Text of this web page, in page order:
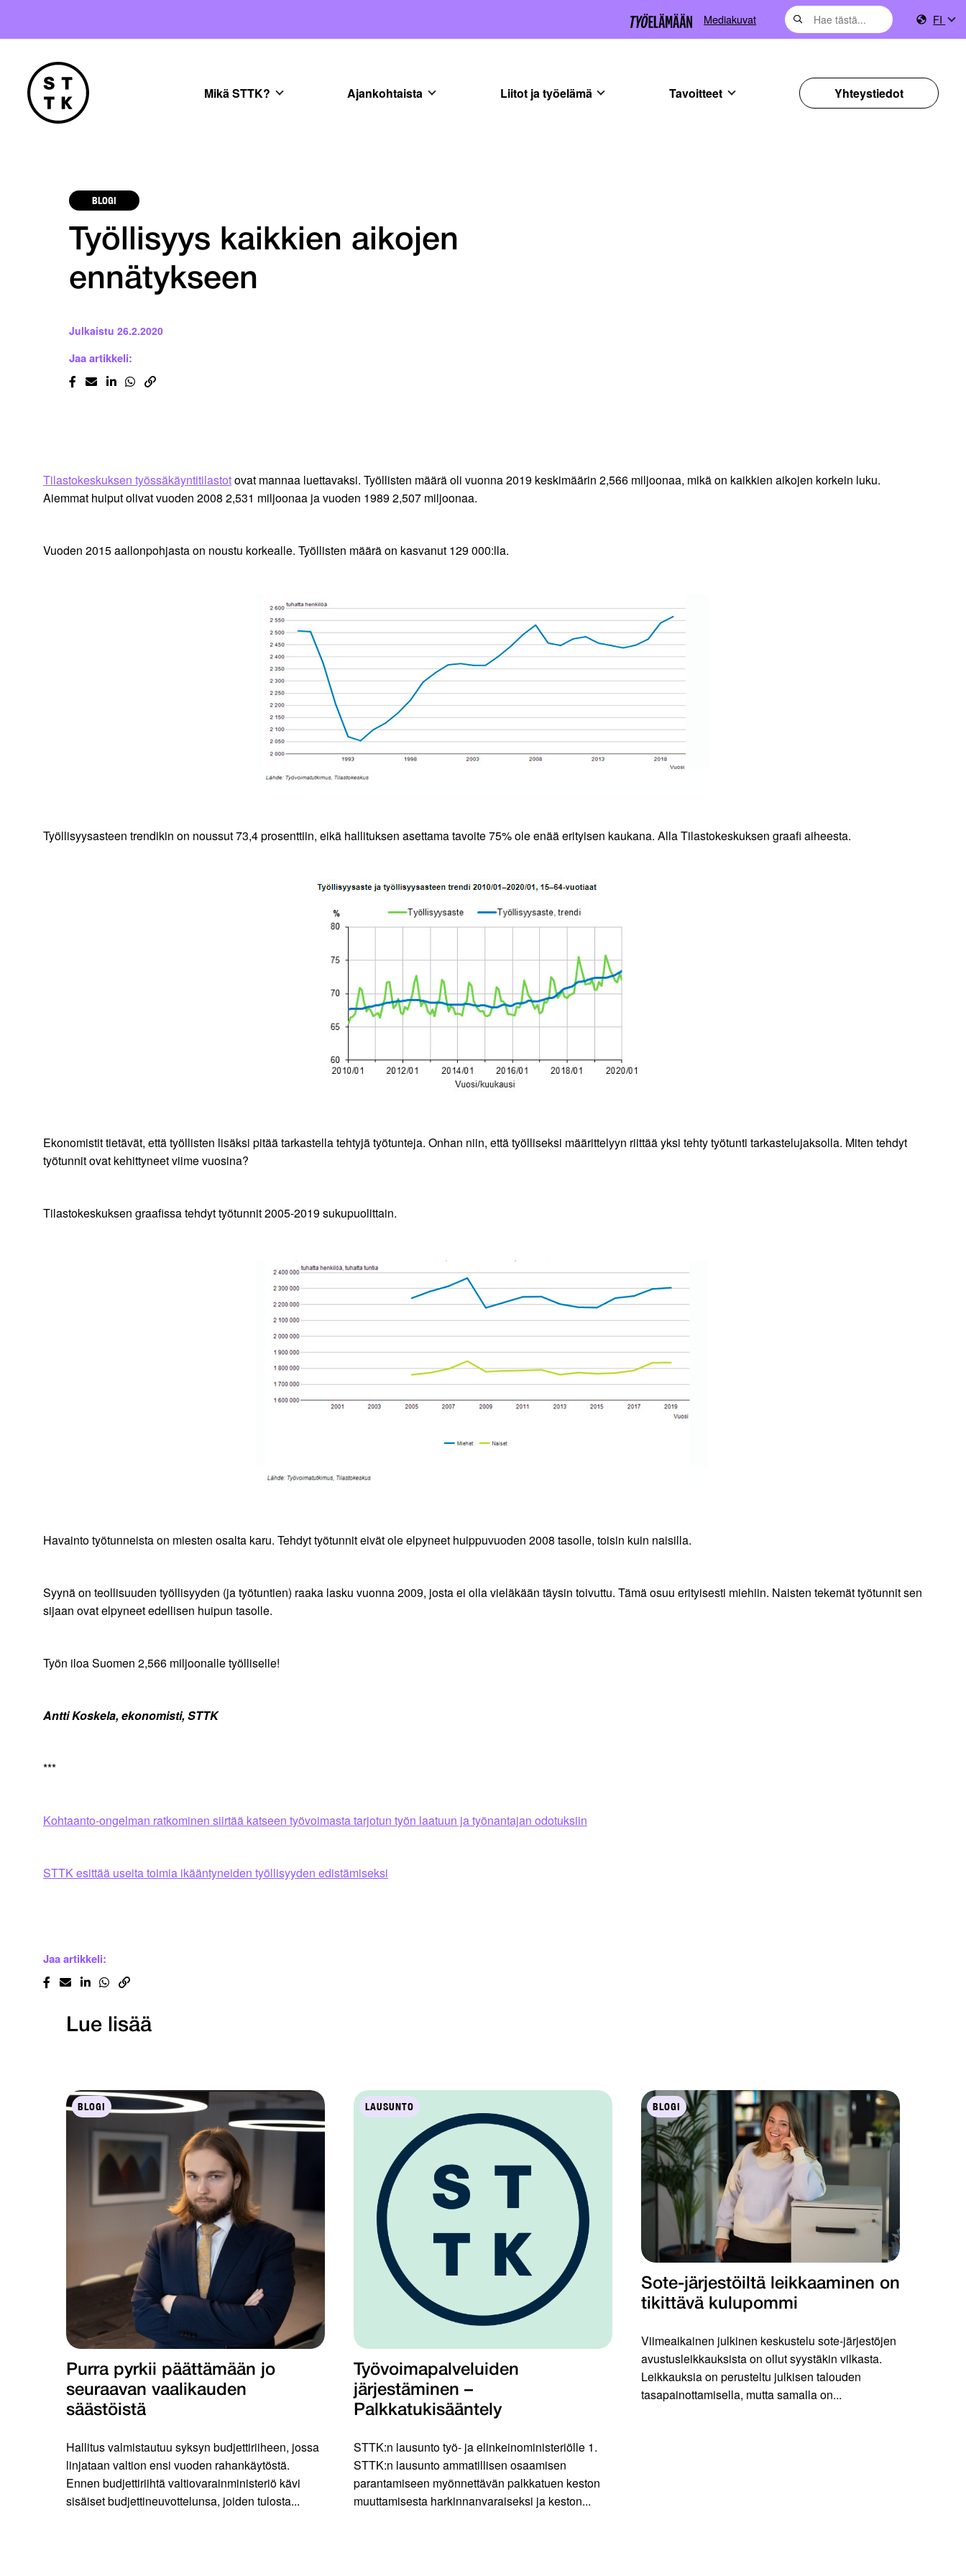
Mediakuvat FI
Mikä STTK? Ajankohtaista Liitot ja työelämä Tavoitteet Yhteystiedot
BLOGI
Työllisyys kaikkien aikojen
ennätykseen
Julkaistu 26.2.2020
Jaa artikkeli:
Tilastokeskuksen työssäkäyntitilastotovat mannaa luettavaksi. Työllisten määrä oli vuonna 2019 keskimäärin 2,566 miljoonaa, mikä on kaikkien aikojen korkein luku.
Aiemmat huiput olivat vuoden 2008 2,531 miljoonaa ja vuoden 1989 2,507 miljoonaa.
Vuoden 2015 aallonpohjasta on noustu korkealle. Työllisten määrä on kasvanut 129 000:lla.
Työllisyysasteen trendikin on noussut 73,4 prosenttiin, eikä hallituksen asettama tavoite 75% ole enää erityisen kaukana. Alla Tilastokeskuksen graafi aiheesta.
Ekonomistit tietävät, että työllisten lisäksi pitää tarkastella tehtyjä työtunteja. Onhan niin, että työlliseksi määrittelyyn riittää yksi tehty työtunti tarkastelujaksolla. Miten tehdyt
työtunnit ovat kehittyneet viime vuosina?
Tilastokeskuksen graafissa tehdyt työtunnit 2005-2019 sukupuolittain.
Havainto työtunneista on miesten osalta karu. Tehdyt työtunnit eivät ole elpyneet huippuvuoden 2008 tasolle, toisin kuin naisilla.
Syynä on teollisuuden työllisyyden (ja työtuntien) raaka lasku vuonna 2009, josta ei olla vieläkään täysin toivuttu. Tämä osuu erityisesti miehiin. Naisten tekemät työtunnit sen
sijaan ovat elpyneet edellisen huipun tasolle.
Työn iloa Suomen 2,566 miljoonalle työlliselle!
Antti Koskela, ekonomisti, STTK
***
Kohtaanto-ongelman ratkominen siirtää katseen työvoimasta tarjotun työn laatuun ja työnantajan odotuksiin
STTK esittää useita toimia ikääntyneiden työllisyyden edistämiseksi
Jaa artikkeli:
Lue lisää
BLOGI
Purra pyrkii päättämään jo
seuraavan vaalikauden
säästöistä
Hallitus valmistautuu syksyn budjettiriiheen, jossa
linjataan valtion ensi vuoden rahankäytöstä.
Ennen budjettiriihtä valtiovarainministeriö kävi
sisäiset budjettineuvottelunsa, joiden tulosta...
LAUSUNTO
Työvoimapalveluiden
järjestäminen –
Palkkatukisääntely
STTK:n lausunto työ- ja elinkeinoministeriölle 1.
STTK:n lausunto ammatillisen osaamisen
parantamiseen myönnettävän palkkatuen keston
muuttamisesta harkinnanvaraiseksi ja keston...
BLOGI
Sote-järjestöiltä leikkaaminen on
tikittävä kulupommi
Viimeaikainen julkinen keskustelu sote-järjestöjen
avustusleikkauksista on ollut syystäkin vilkasta.
Leikkauksia on perusteltu julkisen talouden
tasapainottamisella, mutta samalla on...